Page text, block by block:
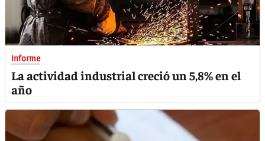
Informe
La actividad industrial creció un 5,8% en el
año